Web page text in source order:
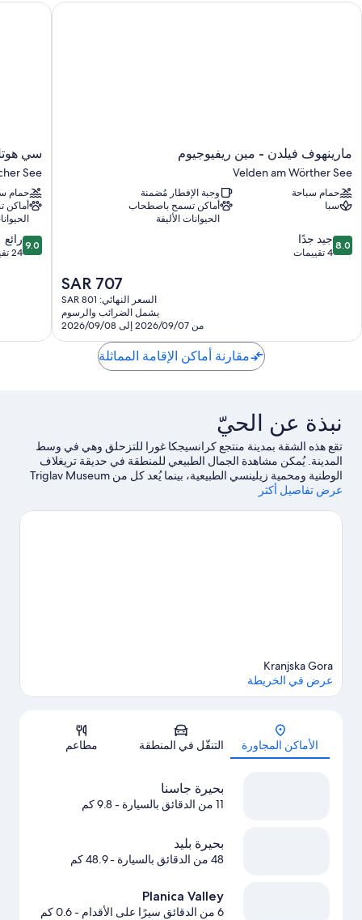
مارينهوف
فيلدن
-
مين
ريفيوجيوم
am
Wörther
مارينهوف فيلدن - مين ريفيوجيوم
Velden am Wörther See
حمام سباحة
وجبة الإفطار مُضمنة
سبا
أماكن تسمح باصطحاب
الحيوانات الأليفة
8.0
من
8.0 جيد جدًا
4 تقييمات
السعر
الحالي
هو
SAR
707
SAR 707
السعر النهائي: SAR 801
يشمل الضرائب والرسوم
من 2026/09/07 إلى 2026/09/08
مارينهوف فيلدن - مين ريفيوجيوم
سي
هوتل
أربان
am
See
سي
See
حمام
9.0
من
9.0 رائع
24 تقييمًا
سي هوتل
مقارنة أماكن الإقامة المماثلة
نبذة عن الحيّ
تقع هذه الشقة بمدينة منتجع كرانسيجكا غورا للتزحلق وهي في وسط
المدينة. يُمكن مشاهدة الجمال الطبيعي للمنطقة في حديقة تريغلاف
الوطنية ومحمية زيلينسي الطبيعية، بينما يُعد كل من Triglav Museum
بالمنطقة من خلال قرب منتجع صحي أو تجميلي، أو يمكنك الاستمتاع
عرض تفاصيل أكثر
الخريطة
Kranjska Gora
عرض في الخريطة
الأماكن المجاورة التنقّل في المنطقة مطاعم
بحيرة جاسنا
11 من الدقائق بالسيارة - 9.8 كم
بحيرة بليد
48 من الدقائق بالسيارة - 48.9 كم
Planica Valley
6 من الدقائق سيرًا على الأقدام - 0.6 كم